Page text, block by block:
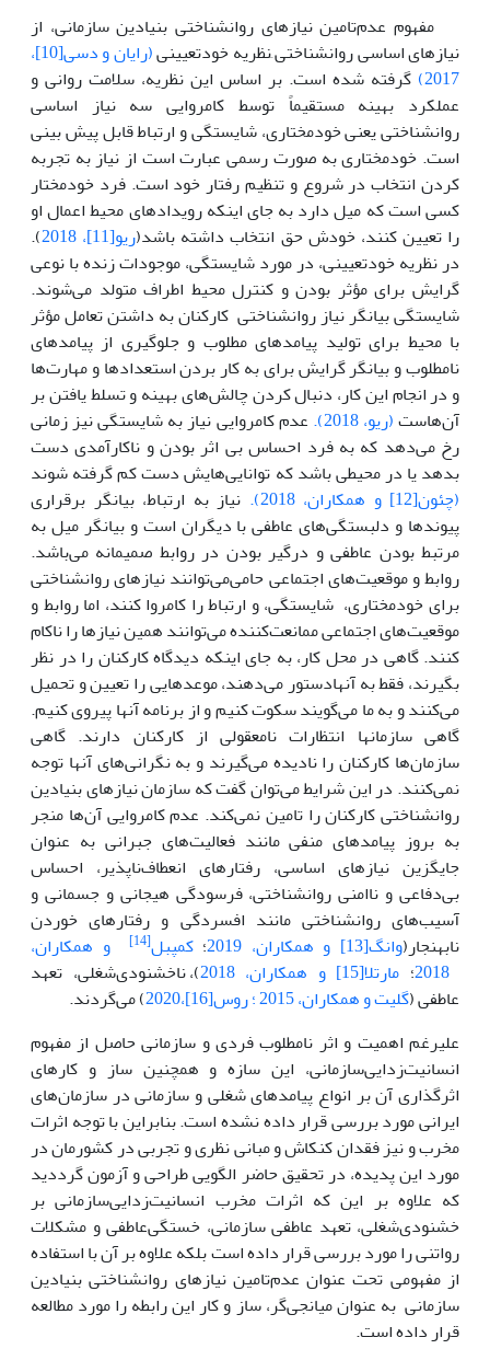
مفهوم عدم‌تامین نیاز‌های روانشناختی بنیادین سازمانی، از‌
نیاز‌های اساسی روانشناختی ِنظریه خودتعیینی
(رایان و دسی[10]،
2017) گرفته شده است‌. بر اساس این نظریه، سلامت روانی و
عملکرد بهینه مستقیماً توسط کامروایی سه نیاز اساسی
روانشناختی یعنی خودمختاری، شایستگی و ارتباط قابل پیش ‌بینی
است. خودمختاری به صورت رسمی ‌عبارت است از نیاز به تجربه
کردن انتخاب در شروع و تنظیم رفتار خود است. فرد خودمختار
کسی است که میل دارد به جای اینکه رویدادهای محیط اعمال او
را تعیین کنند، خودش حق انتخاب داشته باشد(ریو[11]، 2018
).
در نظریه خودتعیینی، در مورد شایستگی، موجودات زنده با نوعی
گرایش برای مؤثر بودن و کنترل محیط اطراف متولد ‌می‌‌شوند‌.
شایستگی بیانگر نیاز روانشناختی کارکنان به داشتن تعامل مؤثر
با محیط برای تولید پیامدهای مطلوب و جلوگیری از پیامدهای
نامطلوب و بیانگر گرایش برای به کار بردن استعدادها و مهارت‌‌ها
و در انجام این کار، دنبال کردن چالش‌های بهینه و تسلط یافتن بر
آن‌‌هاست(ریو، 2018).
عدم کامروایی نیاز به شایستگی نیز زمانی
رخ ‌می‌‌دهد که به فرد احساس بی ‌اثر بودن و ناکارآمدی دست
بدهد یا در محیطی باشد که توانایی‌هایش دست کم گرفته شوند
(چئون[12] و همکاران، 2018).
نیاز به ارتباط، بیانگر برقراری
پیوندها و دلبستگی‌های عاطفی با دیگران است و بیانگر میل به
مرتبط بودن عاطفی و درگیر بودن در روابط صمیمانه می‌باشد‌.
روابط و موقعیت‌های اجتماعی حا‌می‌می‌توانند نیاز‌های روانشناختی
برای خودمختاری، شایستگی، و ارتباط را کامروا کنند، اما روابط و
موقعیت‌های اجتماعی ممانعت‌کننده می‌توانند همین نیازها را ناکام
کنند‌. گاهی در محل کار، به جای اینکه دیدگاه کارکنان را در نظر
بگیرند، فقط به آنهادستور ‌می‌دهند، موعدهایی را تعیین و تحمیل
می‌کنند و به ما می‌گویند سکوت کنیم و از برنامه آن­ها پیروی کنیم‌.
گاهی سازمانها انتظارات نامعقولی از کارکنان دارند‌. گاهی
سازمان‌ها کارکنان را نادیده می‌گیرند و به نگرانی‌های آنها توجه
نمی‌کنند. در این شرایط ‌می‌توان گفت که سازمان نیاز‌های بنیادین
روانشناختی کارکنان را تامین نمی‌کند‌. عدم کامروایی آن‌ها منجر
به بروز پیامدهای منفی مانند فعالیت‌های جبرانی به عنوان
جایگزین نیاز‌های اساسی، رفتارهای انعطاف‌ناپذیر، احساس
بی‌دفاعی و ناامنی روانشناختی، فرسودگی هیجانی و جسمانی و
آسیب‌های روانشناختی مانند افسردگی و رفتارهای خوردن
نابهنجار(وانگ[13] و همکاران، 2019 ؛کمپبل[14]
و همکاران،
2018
؛ مارتلا[15] و همکاران، 2018
)، ناخشنودی‌شغلی، تعهد
عاطفی (گلیت و همکاران، 2015 ؛ روس[16]،2020
) ‌می‌گردند‌.
علیرغم اهمیت و اثر نامطلوب فردی و سازمانی حاصل از مفهوم
انسانیت‌زدایی‌سازمانی، این سازه و همچنین ساز و کارهای
اثر‌گذاری آن بر انواع پیامدهای شغلی و سازمانی در سازمان‌های
ایرانی مورد بررسی قرار داده نشده است‌. بنابراین با توجه اثرات
مخرب و نیز فقدان کنکاش و مبانی نظری و تجربی در کشورمان در
مورد این پدیده، در تحقیق حاضر الگویی طراحی و آزمون گرددید
که علاوه بر این که اثرات مخرب انسانیت‌زدایی‌سازمانی بر
خشنودی‌شغلی، تعهد عاطفی سازمانی، خستگی‌عاطفی و مشکلات
رواتنی را مورد بررسی قرار داده است بلکه علاوه بر آن با استفاده
از مفهو‌می‌ تحت عنوان عدم‌تامین نیاز‌های روانشناختی بنیادین
سازمانی به عنوان میانجی‌گر، ساز و کار این رابطه را مورد مطالعه
قرار داده است.